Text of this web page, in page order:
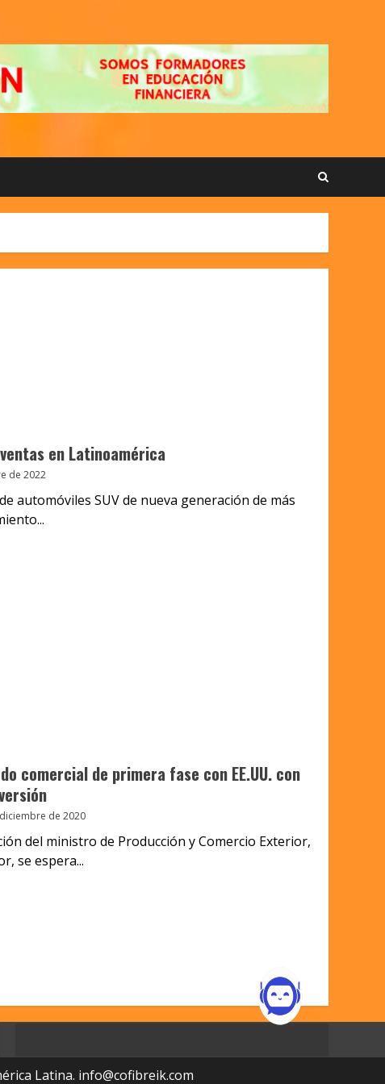
en Latinoamérica
de 2022
automóviles SUV de nueva generación de más
comercial de primera fase con EE.UU. con
de 2020
del ministro de Producción y Comercio Exterior,
se espera...
Latina. info@cofibreik.com